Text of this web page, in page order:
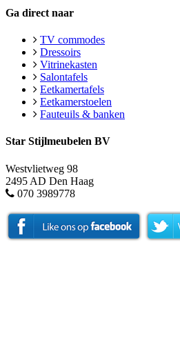
Ga direct naar
TV commodes
Dressoirs
Vitrinekasten
Salontafels
Eetkamertafels
Eetkamerstoelen
Fauteuils & banken
Star Stijlmeubelen BV
Westvlietweg 98
2495 AD Den Haag
070 3989778